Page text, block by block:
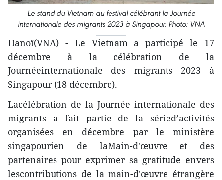
Le stand du Vietnam au festival célébrant la Journée
internationale des migrants 2023 à Singapour. Photo: VNA
Hanoï(VNA) - Le Vietnam a participé le 17
décembre à la célébration de la
Journéeinternationale des migrants 2023 à
Singapour (18 décembre).
Lacélébration de la Journée internationale des
migrants a fait partie de la séried’activités
organisées en décembre par le ministère
singapourien de laMain-d'œuvre et des
partenaires pour exprimer sa gratitude envers
lescontributions de la main-d'œuvre étrangère